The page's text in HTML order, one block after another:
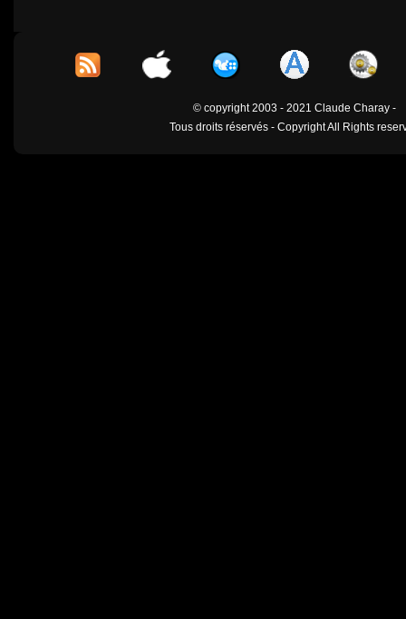
© copyright 2003 - 2021 Claude Charay -
Tous droits réservés - Copyright All Rights